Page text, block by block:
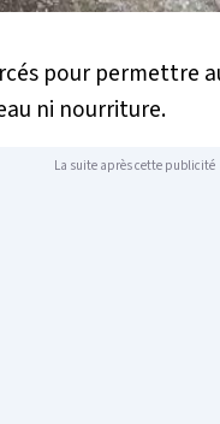
pour permettre
ni nourriture.
La suite après cette publicité